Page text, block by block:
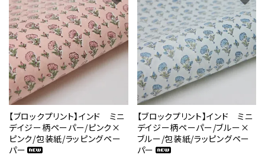
【ブロックプリント】インド ミニ
デイジー柄ペーパー/ピンク×
ピンク/包装紙/ラッピングペー
パー
【ブロックプリント】インド ミニ
デイジー柄ペーパー/ブルー×
ブルー/包装紙/ラッピングペー
パー